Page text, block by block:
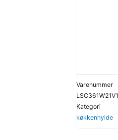
Varenummer
LSC361W21V1
Kategori
køkkenhylde